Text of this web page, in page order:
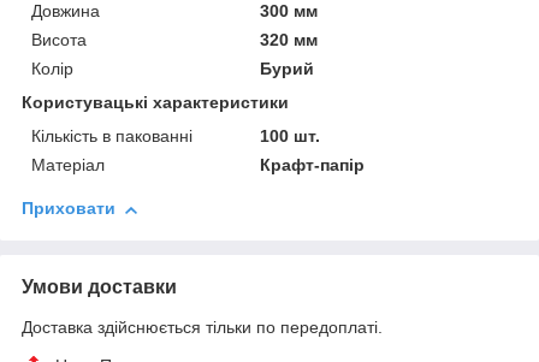
Довжина
300 мм
Висота
320 мм
Колір
Бурий
Користувацькі характеристики
Кількість в пакованні
100 шт.
Матеріал
Крафт-папір
Приховати
Умови доставки
Доставка здійснюється тільки по передоплаті.